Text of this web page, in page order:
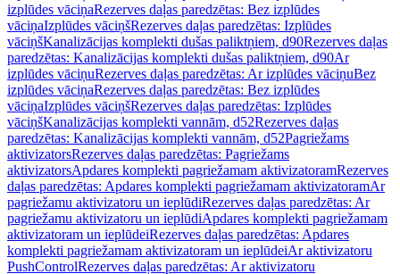
izplūdes vāciņaRezerves daļas paredzētas: Bez izplūdes
vāciņaIzplūdes vāciņšRezerves daļas paredzētas: Izplūdes
vāciņšKanalizācijas komplekti dušas paliktņiem, d90Rezerves daļas
paredzētas: Kanalizācijas komplekti dušas paliktņiem, d90Ar
izplūdes vāciņuRezerves daļas paredzētas: Ar izplūdes vāciņuBez
izplūdes vāciņaRezerves daļas paredzētas: Bez izplūdes
vāciņaIzplūdes vāciņšRezerves daļas paredzētas: Izplūdes
vāciņšKanalizācijas komplekti vannām, d52Rezerves daļas
paredzētas: Kanalizācijas komplekti vannām, d52Pagriežams
aktivizatorsRezerves daļas paredzētas: Pagriežams
aktivizatorsApdares komplekti pagriežamam aktivizatoramRezerves
daļas paredzētas: Apdares komplekti pagriežamam aktivizatoramAr
pagriežamu aktivizatoru un ieplūdiRezerves daļas paredzētas: Ar
pagriežamu aktivizatoru un ieplūdiApdares komplekti pagriežamam
aktivizatoram un ieplūdeiRezerves daļas paredzētas: Apdares
komplekti pagriežamam aktivizatoram un ieplūdeiAr aktivizatoru
PushControlRezerves daļas paredzētas: Ar aktivizatoru